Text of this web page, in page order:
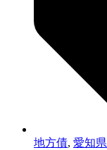
地方債, 愛知県